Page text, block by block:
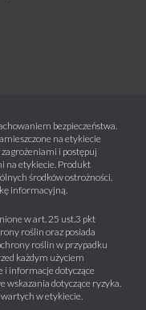
bezpieczeństwa.
na etykiecie
i postępuj
na etykiecie. Produkt
środków ostrożności.
informacyjną.
w art. 25 ust.3 pkt
roślin oraz posiada
roślin w przypadku
każdym użyciem
i informacje dotyczące
wskazania dotyczące ryzyka.
w etykiecie.